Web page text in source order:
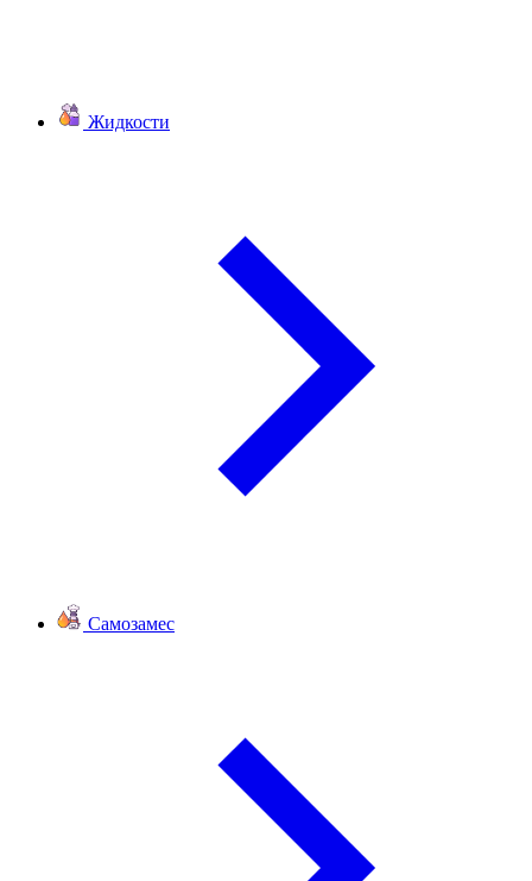
Жидкости
Самозамес